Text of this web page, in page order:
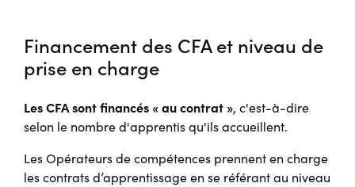
Financement des CFA et niveau de
prise en charge
Les CFA sont financés « au contrat », c'est-à-dire
selon le nombre d'apprentis qu'ils accueillent.
Les Opérateurs de compétences prennent en charge
les contrats d’apprentissage en se référant au niveau